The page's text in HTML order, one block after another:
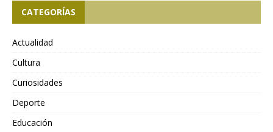
CATEGORÍAS
Actualidad
Cultura
Curiosidades
Deporte
Educación